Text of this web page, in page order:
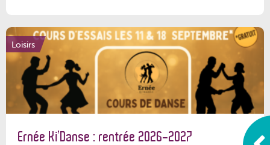
Loisirs
Ernée Ki’Danse : rentrée 2026-2027